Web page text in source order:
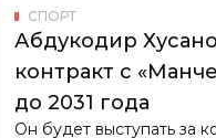
до 2031 года
Он будет выступать за
2031 года.